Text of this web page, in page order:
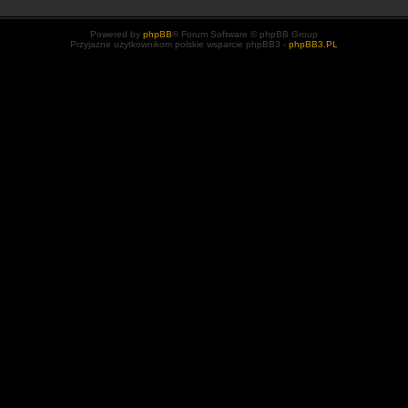
Powered by phpBB® Forum Software © phpBB Group
Przyjazne użytkownikom polskie wsparcie phpBB3 - phpBB3.PL